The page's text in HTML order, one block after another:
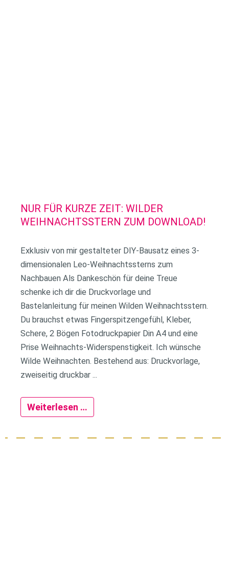
NUR FÜR KURZE ZEIT: WILDER
WEIHNACHTSSTERN ZUM DOWNLOAD!
Exklusiv von mir gestalteter DIY-Bausatz eines 3-
dimensionalen Leo-Weihnachtssterns zum
Nachbauen Als Dankeschön für deine Treue
schenke ich dir die Druckvorlage und
Bastelanleitung für meinen Wilden Weihnachtsstern.
Du brauchst etwas Fingerspitzengefühl, Kleber,
Schere, 2 Bögen Fotodruckpapier Din A4 und eine
Prise Weihnachts-Widerspenstigkeit. Ich wünsche
Wilde Weihnachten. Bestehend aus: Druckvorlage,
zweiseitig druckbar ...
Weiterlesen …